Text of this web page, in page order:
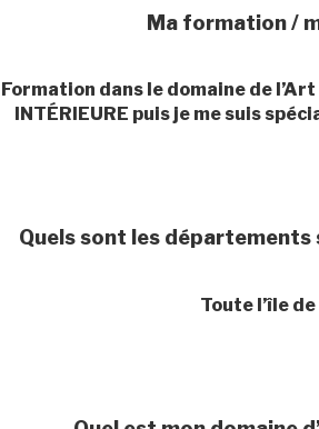
Ma formation /
Formation dans le domaine de l’Art
INTÉRIEURE puis je me suis
Quels sont les départements
Toute l’île